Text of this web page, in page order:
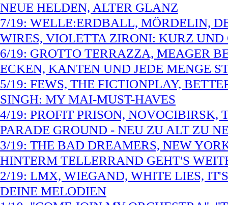
NEUE HELDEN, ALTER GLANZ
7/19: WELLE:ERDBALL, MÖRDELIN,
WIRES, VIOLETTA ZIRONI: KURZ UND
6/19: GROTTO TERRAZZA, MEAGER
ECKEN, KANTEN UND JEDE MENGE
5/19: FEWS, THE FICTIONPLAY,
SINGH: MY MAI-MUST-HAVES
4/19: PROFIT PRISON, NOVOCIBIRSK,
PARADE GROUND - NEU ZU ALT ZU
3/19: THE BAD DREAMERS, NEW
HINTERM TELLERRAND GEHT'S
2/19: LMX, WIEGAND, WHITE LIES,
DEINE MELODIEN